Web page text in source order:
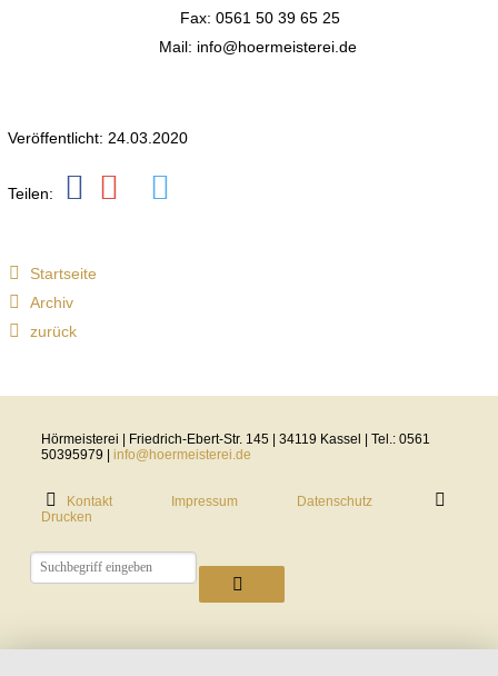
Fax: 0561 50 39 65 25
Mail: info@hoermeisterei.de
Texas
Poker
Rules
online
poker
Veröffentlicht: 24.03.2020
Teilen:
Startseite
Archiv
zurück
Hörmeisterei | Friedrich-Ebert-Str. 145 | 34119 Kassel | Tel.: 0561
50395979 |info@hoermeisterei.de
Kontakt Impressum
Datenschutz
Drucken